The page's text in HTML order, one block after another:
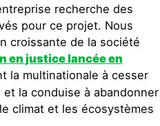
recherche des
pour ce projet. Nous
croissante de la société
en justice lancée en
la multinationale à cesser
la conduise à abandonner
climat et les écosystèmes